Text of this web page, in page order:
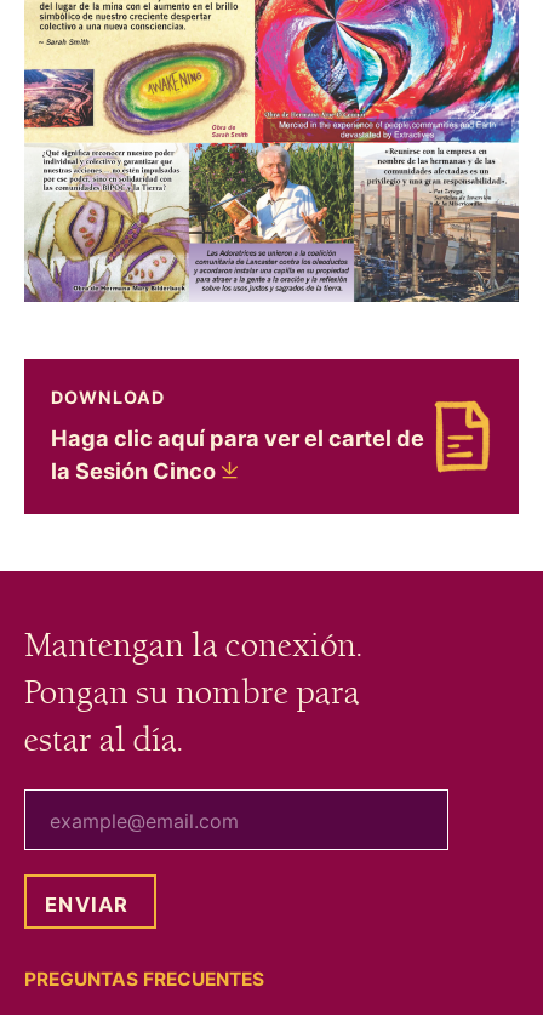
Download Haga clic aquí para ver el cartel de
DOWNLOAD
Haga clic aquí para ver el cartel de
la Sesión Cinco
Mantengan la conexión.
Pongan su nombre para
estar al día.
PREGUNTAS FRECUENTES